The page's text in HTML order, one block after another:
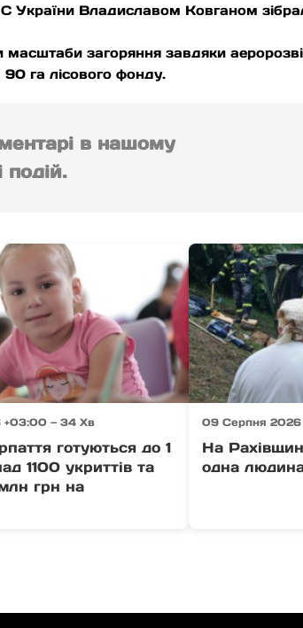
України Владиславом Ковганом
масштаби загоряння завдяки
га лісового фонду.
в нашому
подій.
— 34 Хв
готуються до 1
1100 укриттів та
грн на
09 Серпня 2026
На
одна